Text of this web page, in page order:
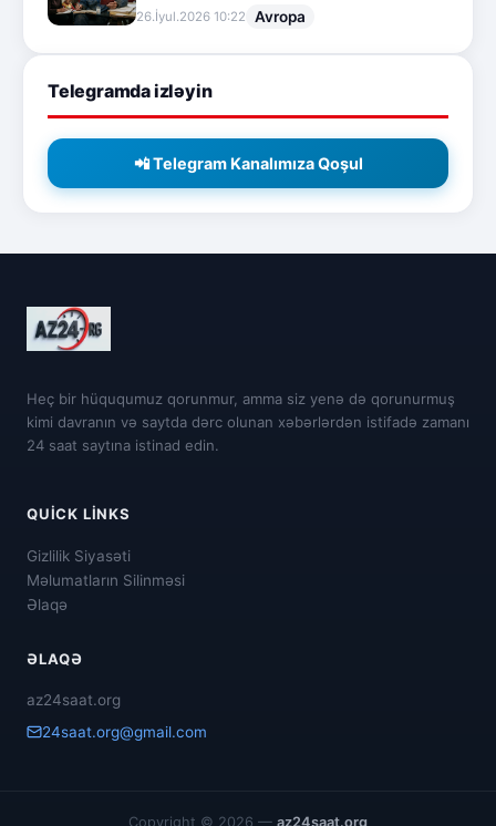
26.İyul.2026 10:22 Avropa
Telegramda izləyin
📲 Telegram Kanalımıza Qoşul
Heç bir hüququmuz qorunmur, amma siz yenə də qorunurmuş
kimi davranın və saytda dərc olunan xəbərlərdən istifadə zamanı
24 saat saytına istinad edin.
QUICK LINKS
Gizlilik Siyasəti
Məlumatların Silinməsi
Əlaqə
ƏLAQƏ
az24saat.org
24saat.org@gmail.com
Copyright © 2026 — az24saat.org